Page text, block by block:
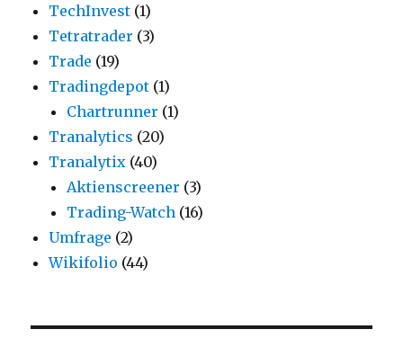
TechInvest (1)
Tetratrader (3)
Trade (19)
Tradingdepot (1)
Chartrunner (1)
Tranalytics (20)
Tranalytix (40)
Aktienscreener (3)
Trading-Watch (16)
Umfrage (2)
Wikifolio (44)